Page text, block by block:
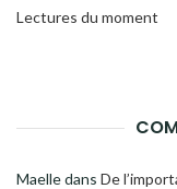
Lectures du moment
Maelledans De